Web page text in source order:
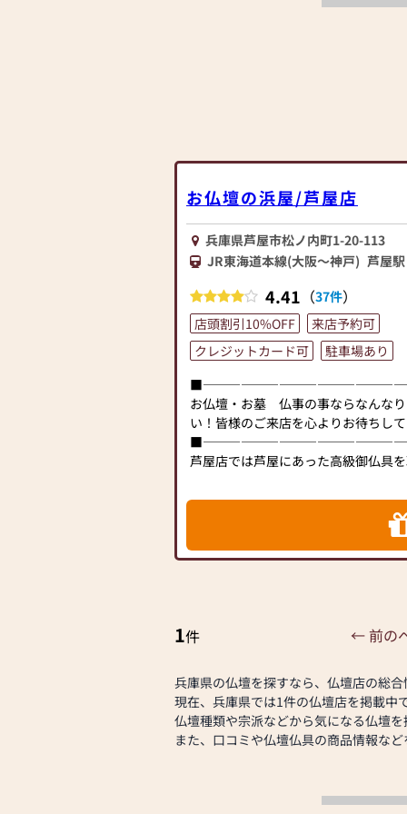
お仏壇の浜屋/芦屋店
兵庫県芦屋市松ノ内町1-20-113
JR東海道本線(大阪～神戸) 芦屋駅
4.41 （37件）
店頭割引10%OFF
来店予約可
クレジットカード可
駐車場あり
お仏壇・お墓 仏事の事ならなんな
い！皆様のご来店を心よりお待ちして
芦屋店では芦屋にあった高級御仏具
仏壇も厳選されたものを数多く取り
た、お墓ディレクター有資格者のス
石のご相談に何でもお答え致します。
浜屋30店舗の友の会御会員様のお買
おります。
また、地域の憩いの場として、誰で
して頂いております。他店には無い、
揃えております。ぜひ御来店をお待
1件 ← 前の
兵庫県の仏壇を探すなら、仏壇店の総
現在、兵庫県では1件の仏壇店を掲載中で
仏壇種類や宗派などから気になる仏壇を
また、口コミや仏壇仏具の商品情報など